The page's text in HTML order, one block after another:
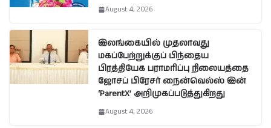
August 4, 2026
இலங்கையில் முதலாவது
மகப்பேற்றுக்குப் பிந்தைய
பிரத்தியேக பராமரிப்பு நிலையத்தை
ஜோசப் பிரேசர் நைன்வெல்ஸ் இன்
‘ParentX’ அறிமுகப்படுத்துகிறது
August 4, 2026